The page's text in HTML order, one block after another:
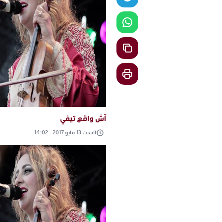
آش واقع تيفي
السبت 13 مايو 2017 - 14:02